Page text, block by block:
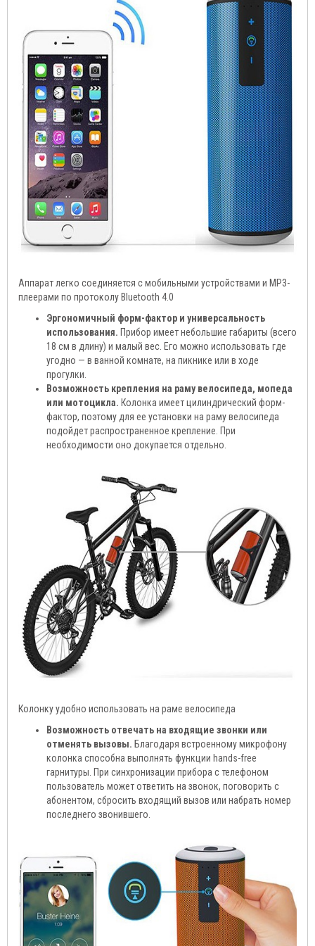
Аппарат легко соединяется с мобильными устройствами и MP3-
плеерами по протоколу Bluetooth 4.0
Эргономичный форм-фактор и универсальность
использования. Прибор имеет небольшие габариты (всего
18 см в длину) и малый вес. Его можно использовать где
угодно — в ванной комнате, на пикнике или в ходе
прогулки.
Возможность крепления на раму велосипеда, мопеда
или мотоцикла. Колонка имеет цилиндрический форм-
фактор, поэтому для ее установки на раму велосипеда
подойдет распространенное крепление. При
необходимости оно докупается отдельно.
Колонку удобно использовать на раме велосипеда
Возможность отвечать на входящие звонки или
отменять вызовы. Благодаря встроенному микрофону
колонка способна выполнять функции hands-free
гарнитуры. При синхронизации прибора с телефоном
пользователь может ответить на звонок, поговорить с
абонентом, сбросить входящий вызов или набрать номер
последнего звонившего.